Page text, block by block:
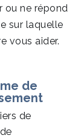
ou ne répond
sur laquelle
vous aider.
de
de